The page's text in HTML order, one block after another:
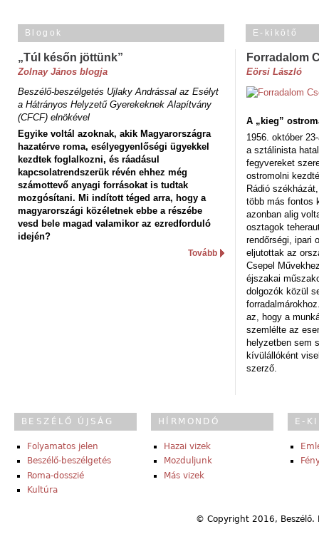
Blogok
„Túl későn jöttünk”
Zolnay János blogja
Beszélő-beszélgetés Ujlaky Andrással az Esélyt
a Hátrányos Helyzetű Gyerekeknek Alapítvány
(CFCF) elnökével
Egyike voltál azoknak, akik Magyarországra
hazatérve roma, esélyegyenlőségi ügyekkel
kezdtek foglalkozni, és ráadásul
kapcsolatrendszerük révén ehhez még
számottevő anyagi forrásokat is tudtak
mozgósítani. Mi indított téged arra, hogy a
magyarországi közéletnek ebbe a részébe
vesd bele magad valamikor az ezredforduló
idején?
Tovább
E-kikötő
Forradalom
Eörsi László
A „kieg”
1956. október
a sztálinista
fegyvereket
ostromolni
Rádió
több más fontos
azonban alig
osztagok
rendőrségi, ipari
eljutottak az
Csepel
éjszakai
dolgozók közül
az, hogy a
szemlélte az
helyzetben sem
kívülállóként
szerző.
BESZÉLŐ ÚJSÁG
Folyamatos jelen
Beszélő-beszélgetés
Roma-dosszié
Kultúra
HÍRMONDÓ
Hazai vizek
Mozduljunk
Más vizek
E-
© Copyright 2016,